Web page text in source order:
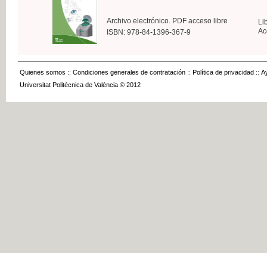
Archivo electrónico. PDF acceso libre
ISBN: 978-84-1396-367-9
Quienes somos :: Condiciones generales de contratación :: Política de privacidad ::
Universitat Politècnica de València © 2012